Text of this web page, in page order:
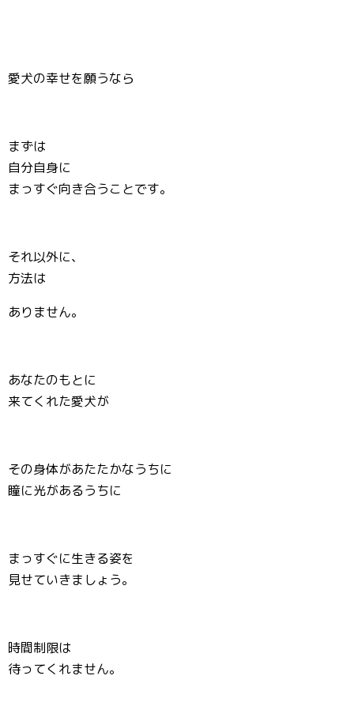
愛犬の幸せを願うなら
まずは
自分自身に
まっすぐ向き合うことです。
それ以外に、
方法は
ありません。
あなたのもとに
来てくれた愛犬が
その身体があたたかなうちに
瞳に光があるうちに
まっすぐに生きる姿を
見せていきましょう。
時間制限は
待ってくれません。